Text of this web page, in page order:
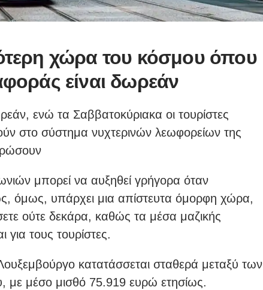
χώρα του κόσμου όπου
είναι δωρεάν
ενώ τα Σαββατοκύριακα οι τουρίστες
στο σύστημα νυχτερινών λεωφορείων της
μπορεί να αυξηθεί γρήγορα όταν
όμως, υπάρχει μια απίστευτα όμορφη χώρα,
ούτε δεκάρα, καθώς τα μέσα μαζικής
τους τουρίστες.
κατατάσσεται σταθερά μεταξύ των
μέσο μισθό 75.919 ευρώ ετησίως.